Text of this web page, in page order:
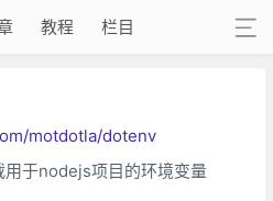
教程 栏目
motdotla/dotenv
用于nodejs项目的环境变量